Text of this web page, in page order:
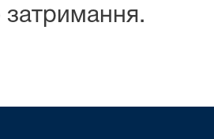
затримання.